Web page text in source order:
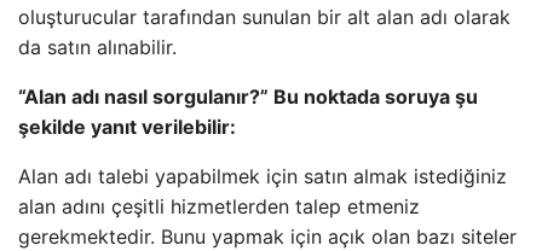
oluşturucular tarafından sunulan bir alt alan adı olarak
da satın alınabilir.
“Alan adı nasıl sorgulanır?” Bu noktada soruya şu
şekilde yanıt verilebilir:
Alan adı talebi yapabilmek için satın almak istediğiniz
alan adını çeşitli hizmetlerden talep etmeniz
gerekmektedir. Bunu yapmak için açık olan bazı siteler